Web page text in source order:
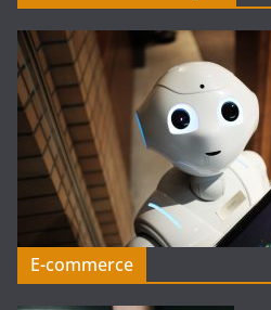
E-commerce